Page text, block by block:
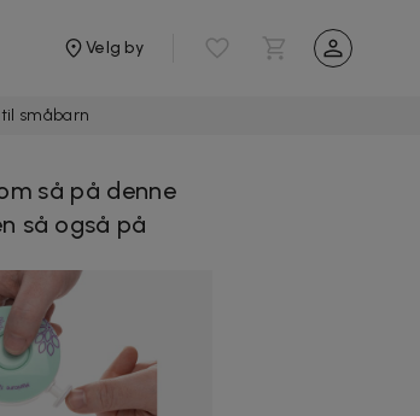
Velg by
småbarn
så på denne
så også på